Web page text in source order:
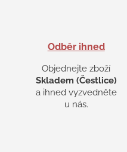
Odběr ihned
Objednejte zboží
Skladem (Čestlice)
a ihned vyzvedněte
u nás.